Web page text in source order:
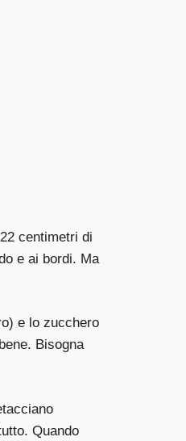
centimetri di
e ai bordi. Ma
e lo zucchero
Bisogna
Quando